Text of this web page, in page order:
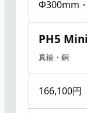
Φ300mm
PH5
真鍮・銅
166,100円